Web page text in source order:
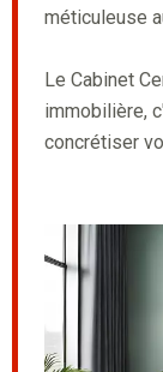
méticuleuse
Le Cabinet
immobilière,
concrétiser